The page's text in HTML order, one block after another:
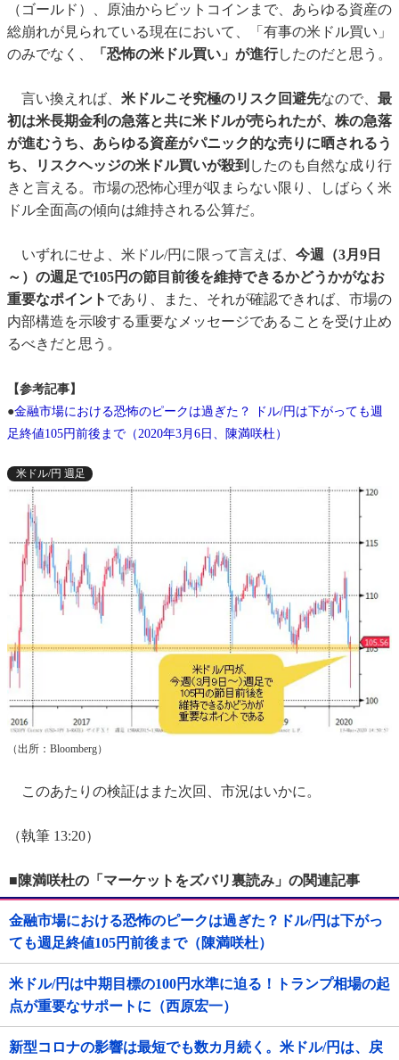
（ゴールド）、原油からビットコインまで、あらゆる資産の
総崩れが見られている現在において、「有事の米ドル買い」
のみでなく、
「恐怖の米ドル買い」が進行したのだと思う。
言い換えれば、 米ドルこそ究極のリスク回避先なので、 最
初は米長期金利の急落と共に米ドルが売られたが、株の急落
が進むうち、あらゆる資産がパニック的な売りに晒されるう
ち、リスクヘッジの米ドル買いが殺到 したのも自然な成り行
きと言える。市場の恐怖心理が収まらない限り、しばらく米
ドル全面高の傾向は維持される公算だ。
いずれにせよ、米ドル/円に限って言えば、 今週（3月9日
～）の週足で105円の節目前後を維持できるかどうかがなお
重要なポイント であり、また、それが確認できれば、市場の
内部構造を示唆する重要なメッセージであることを受け止め
るべきだと思う。
【参考記事】
●金融市場における恐怖のピークは過ぎた？ ドル/円は下がっても週
足終値105円前後まで（2020年3月6日、陳満咲杜）
米ドル/円 週足
（出所：Bloomberg）
このあたりの検証はまた次回、市況はいかに。
（執筆 13:20）
■陳満咲杜の「マーケットをズバリ裏読み」の関連記事
金融市場における恐怖のピークは過ぎた？ドル/円は下がっ
ても週足終値105円前後まで（陳満咲杜）
米ドル/円は中期目標の100円水準に迫る！トランプ相場の起
点が重要なサポートに（西原宏一）
新型コロナの影響は最短でも数カ月続く。米ドル/円は、戻